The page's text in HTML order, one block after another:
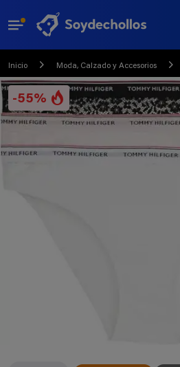
Inicio Moda, Calzado y Accesorios
-55%